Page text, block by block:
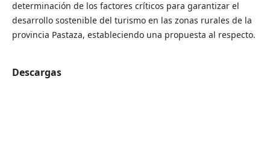
determinación de los factores críticos para garantizar el
desarrollo sostenible del turismo en las zonas rurales de la
provincia Pastaza, estableciendo una propuesta al respecto.
Descargas